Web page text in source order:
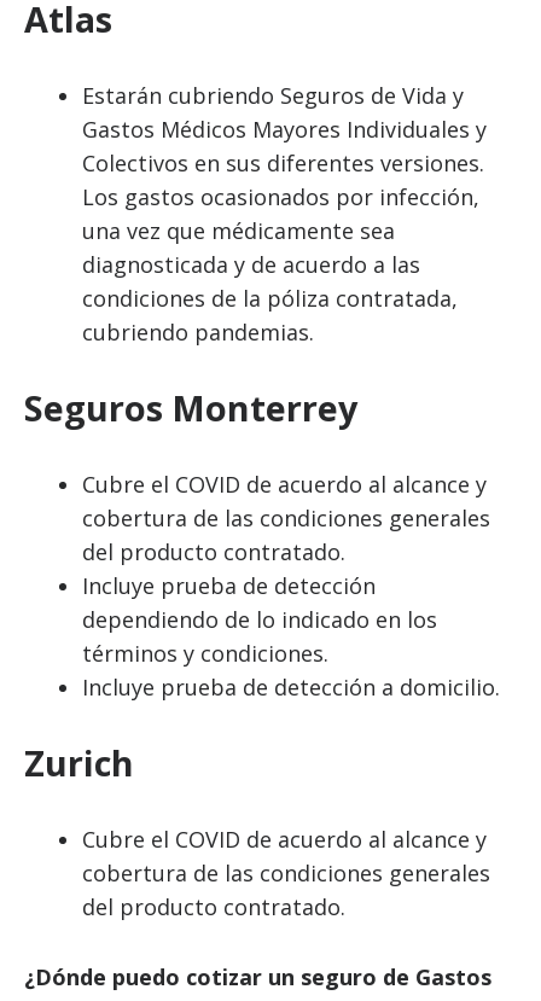
Atlas
Estarán cubriendo Seguros de Vida y
Gastos Médicos Mayores Individuales y
Colectivos en sus diferentes versiones.
Los gastos ocasionados por infección,
una vez que médicamente sea
diagnosticada y de acuerdo a las
condiciones de la póliza contratada,
cubriendo pandemias.
Seguros Monterrey
Cubre el COVID de acuerdo al alcance y
cobertura de las condiciones generales
del producto contratado.
Incluye prueba de detección
dependiendo de lo indicado en los
términos y condiciones.
Incluye prueba de detección a domicilio.
Zurich
Cubre el COVID de acuerdo al alcance y
cobertura de las condiciones generales
del producto contratado.
¿Dónde puedo cotizar un seguro de Gastos